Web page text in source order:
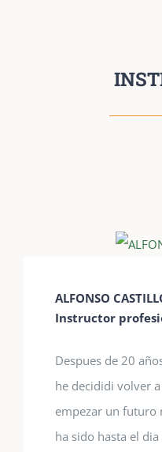
ALFONSO
Instructor
Despues de 20
he decididi volver
empezar un futuro
ha sido hasta el